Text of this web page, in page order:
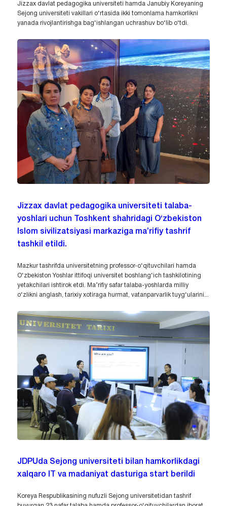
Jizzax davlat pedagogika universiteti hamda Janubiy Koreyaning
Sejong universiteti vakillari o‘rtasida ikki tomonlama hamkorlikni
yanada rivojlantirishga bag‘ishlangan uchrashuv bo‘lib o‘tdi.
Jizzax davlat pedagogika universiteti talaba-
yoshlari uchun Toshkent shahridagi O‘zbekiston
Islom sivilizatsiyasi markaziga ma’rifiy tashrif
tashkil etildi.
Mazkur tashrifda universitetning professor-o‘qituvchilari hamda
O‘zbekiston Yoshlar ittifoqi universitet boshlang‘ich tashkilotining
yetakchilari ishtirok etdi. Ma’rifiy safar talaba-yoshlarda milliy
o‘zlikni anglash, tarixiy xotiraga hurmat, vatanparvarlik tuyg‘ularini...
JDPUda Sejong universiteti bilan hamkorlikdagi
xalqaro IT va madaniyat dasturiga start berildi
Koreya Respublikasining nufuzli Sejong universitetidan tashrif